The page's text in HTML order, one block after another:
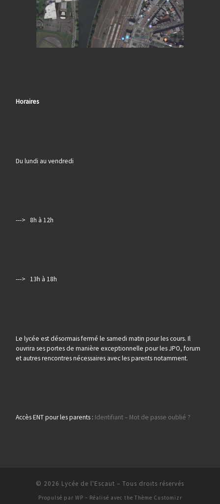
Horaires
Du lundi au vendredi
---> 8h à 12h
---> 13h à 18h
Le lycée est désormais fermé le samedi matin pour les cours. Il
ouvrira ses portes de manière exceptionnelle pour les JPO, forum
et autres rencontres nécessaires avec les parents notamment.
Accès ENT pour les parents : Identifiant – Mot de passe oublié ?
© 2026 Lycée de l'Escaut – Tous droits réservés
Propulsé par WP – Réalisé avec the Thème Customizr